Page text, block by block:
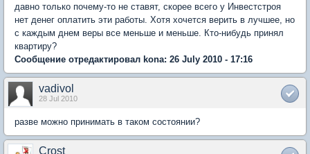
давно только почему-то не ставят, скорее всего у Инвестстроя
нет денег оплатить эти работы. Хотя хочется верить в лучшее, но
с каждым днем веры все меньше и меньше. Кто-нибудь принял
квартиру?
Сообщение отредактировал kona: 26 July 2010 - 17:16
vadivol
28 Jul 2010
разве можно принимать в таком состоянии?
Crost